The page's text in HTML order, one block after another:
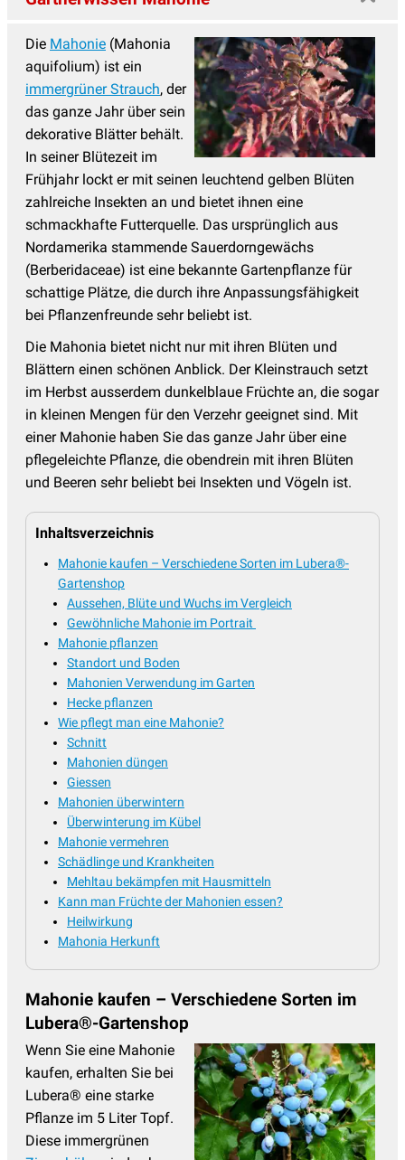
Die Mahonie (Mahonia
aquifolium) ist ein
immergrüner Strauch, der
das ganze Jahr über sein
dekorative Blätter behält.
In seiner Blütezeit im
Frühjahr lockt er mit seinen leuchtend gelben Blüten
zahlreiche Insekten an und bietet ihnen eine
schmackhafte Futterquelle. Das ursprünglich aus
Nordamerika stammende Sauerdorngewächs
(Berberidaceae) ist eine bekannte Gartenpflanze für
schattige Plätze, die durch ihre Anpassungsfähigkeit
bei Pflanzenfreunde sehr beliebt ist.
Die Mahonia bietet nicht nur mit ihren Blüten und
Blättern einen schönen Anblick. Der Kleinstrauch setzt
im Herbst ausserdem dunkelblaue Früchte an, die sogar
in kleinen Mengen für den Verzehr geeignet sind. Mit
einer Mahonie haben Sie das ganze Jahr über eine
pflegeleichte Pflanze, die obendrein mit ihren Blüten
und Beeren sehr beliebt bei Insekten und Vögeln ist.
Inhaltsverzeichnis
Mahonie kaufen – Verschiedene Sorten im Lubera®-
Gartenshop
Aussehen, Blüte und Wuchs im Vergleich
Gewöhnliche Mahonie im Portrait
Mahonie pflanzen
Standort und Boden
Mahonien Verwendung im Garten
Hecke pflanzen
Wie pflegt man eine Mahonie?
Schnitt
Mahonien düngen
Giessen
Mahonien überwintern
Überwinterung im Kübel
Mahonie vermehren
Schädlinge und Krankheiten
Mehltau bekämpfen mit Hausmitteln
Kann man Früchte der Mahonien essen?
Heilwirkung
Mahonia Herkunft
Mahonie kaufen – Verschiedene Sorten im
Lubera®-Gartenshop
Wenn Sie eine Mahonie
kaufen, erhalten Sie bei
Lubera® eine starke
Pflanze im 5 Liter Topf.
Diese immergrünen